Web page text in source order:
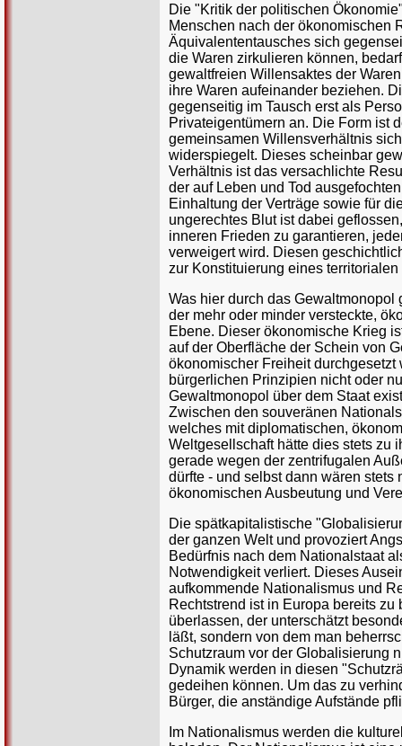
Die "Kritik der politischen
Menschen nach der ökonomischen
Äquivalententausches sich
die Waren zirkulieren können,
gewaltfreien Willensaktes der
ihre Waren aufeinander beziehen.
gegenseitig im Tausch erst als
Privateigentümern an. Die Form ist
gemeinsamen Willensverhältnis
widerspiegelt. Dieses scheinbar
Verhältnis ist das versachlichte
der auf Leben und Tod
Einhaltung der Verträge sowie für
ungerechtes Blut ist dabei
inneren Frieden zu garantieren,
verweigert wird. Diesen
zur Konstituierung eines
Was hier durch das
der mehr oder minder versteckte,
Ebene. Dieser ökonomische Krieg
auf der Oberfläche der Schein von
ökonomischer Freiheit
bürgerlichen Prinzipien nicht oder
Gewaltmonopol über dem Staat
Zwischen den souveränen
welches mit diplomatischen,
Weltgesellschaft hätte dies stets zu
gerade wegen der zentrifugalen
dürfte - und selbst dann wären
ökonomischen Ausbeutung und
Die spätkapitalistische
der ganzen Welt und provoziert
Bedürfnis nach dem Nationalstaat
Notwendigkeit verliert. Dieses
aufkommende Nationalismus und
Rechtstrend ist in Europa bereits
überlassen, der unterschätzt
läßt, sondern von dem man
Schutzraum vor der Globalisierung
Dynamik werden in diesen
gedeihen können. Um das zu
Bürger, die anständige Aufstände
Im Nationalismus werden die